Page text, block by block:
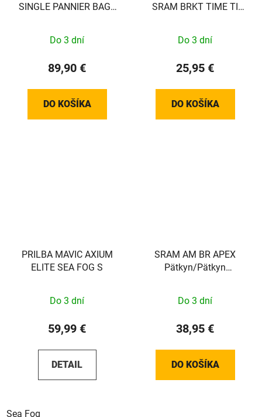
SINGLE PANNIER BAG -
440000037
Do 3 dní
89,90 €
DO KOŠÍKA
SRAM BRKT TIME TI
Do 3 dní
25,95 €
DO KOŠÍKA
PRILBA MAVIC AXIUM
ELITE SEA FOG S
Do 3 dní
59,99 €
DETAIL
Sea Fog
SRAM AM BR APEX
Pätkyn/Pätkyn
Do 3 dní
38,95 €
DO KOŠÍKA